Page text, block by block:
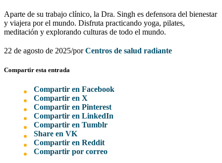
Aparte de su trabajo clínico, la Dra. Singh es defensora del bienestar
y viajera por el mundo. Disfruta practicando yoga, pilates,
meditación y explorando culturas de todo el mundo.
22 de agosto de 2025/porCentros de salud radiante
Compartir esta entrada
Compartir en Facebook
Compartir en X
Compartir en Pinterest
Compartir en LinkedIn
Compartir en Tumblr
Share en VK
Compartir en Reddit
Compartir por correo